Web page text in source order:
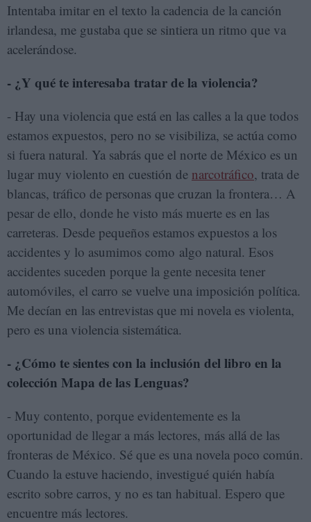
Intentaba imitar en el texto la cadencia de la canción
irlandesa, me gustaba que se sintiera un ritmo que va
acelerándose.
- ¿Y qué te interesaba tratar de la violencia?
- Hay una violencia que está en las calles a la que todos
estamos expuestos, pero no se visibiliza, se actúa como
si fuera natural. Ya sabrás que el norte de México es un
lugar muy violento en cuestión de narcotráfico, trata de
blancas, tráfico de personas que cruzan la frontera… A
pesar de ello, donde he visto más muerte es en las
carreteras. Desde pequeños estamos expuestos a los
accidentes y lo asumimos como algo natural. Esos
accidentes suceden porque la gente necesita tener
automóviles, el carro se vuelve una imposición política.
Me decían en las entrevistas que mi novela es violenta,
pero es una violencia sistemática.
- ¿Cómo te sientes con la inclusión del libro en la
colección Mapa de las Lenguas?
- Muy contento, porque evidentemente es la
oportunidad de llegar a más lectores, más allá de las
fronteras de México. Sé que es una novela poco común.
Cuando la estuve haciendo, investigué quién había
escrito sobre carros, y no es tan habitual. Espero que
encuentre más lectores.